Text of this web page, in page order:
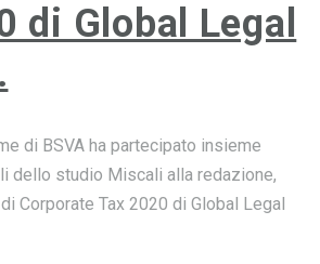
di Global Legal
di BSVA ha partecipato insieme
dello studio Miscali alla redazione,
Corporate Tax 2020 di Global Legal